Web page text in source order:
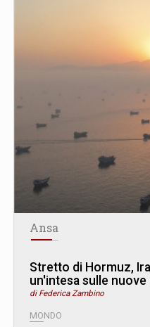
Ansa
Stretto di Hormuz,
un'intesa sulle
di Federica Zambino
MONDO